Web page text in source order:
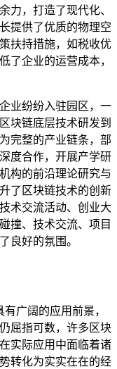
力，打造了现代化、
提供了优质的物理空
扶持措施，如税收优
了企业的运营成本，
业纷纷入驻园区，一
块链底层技术研发到
完整的产业链条，部
度合作，开展产学研
构的前沿理论研究与
了区块链技术的创新
术交流活动、创业大
撞、技术交流、项目
良好的氛围。
广阔的应用前景，
屈指可数，许多区块
实际应用中面临着诸
转化为实实在在的经